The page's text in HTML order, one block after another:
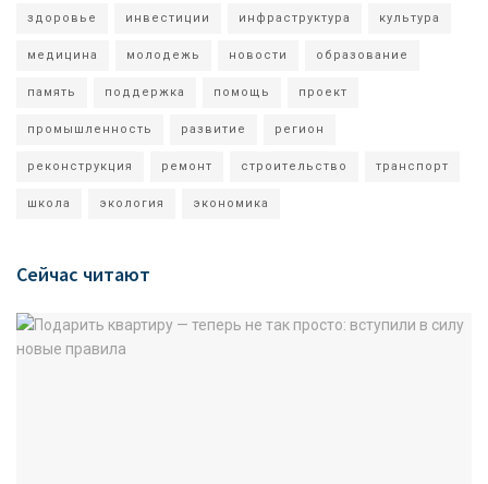
здоровье инвестиции инфраструктура культура
медицина молодежь новости образование
память поддержка помощь проект
промышленность развитие регион
реконструкция ремонт строительство транспорт
школа экология экономика
Сейчас читают